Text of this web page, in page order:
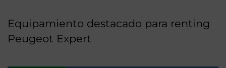
Equipamiento destacado para renting
Peugeot Expert